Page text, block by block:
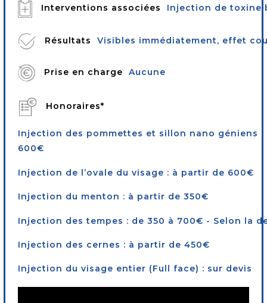
Interventions associées Injection de toxine
Résultats Visibles immédiatement, effet
Prise en charge Aucune
Honoraires*
Injection des pommettes et sillon nano géniens :
600€
Injection de l’ovale du visage : à partir de 600€
Injection du menton : à partir de 350€
Injection des tempes : de 350 à 700€ - Selon la
Injection des cernes : à partir de 450€
Injection du visage entier (Full face) : sur devis